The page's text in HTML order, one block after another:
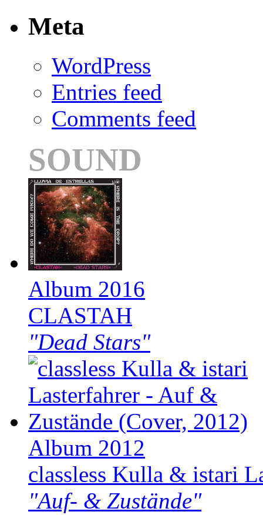
Meta
WordPress
Entries feed
Comments feed
SOUND
Album 2016
CLASTAH
"Dead Stars"
Album 2012
classless Kulla & istari
"Auf- & Zustände"